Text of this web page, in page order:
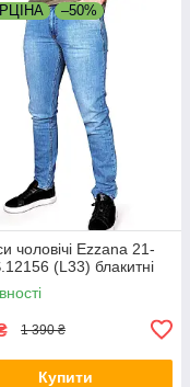
–50%
чоловічі Ezzana 21-
(L33) блакитні
1 390 ₴
Купити